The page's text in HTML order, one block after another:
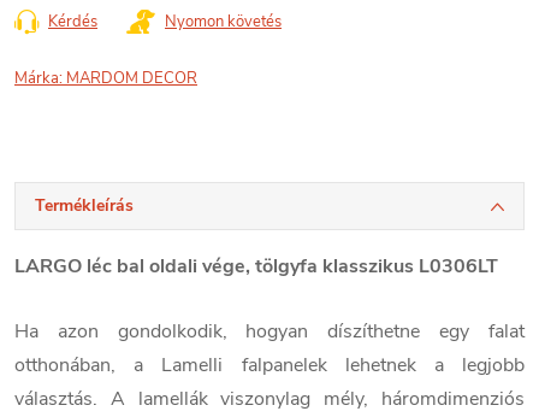
Kérdés Nyomon követés
Márka: MARDOM DECOR
Termékleírás
LARGO léc bal oldali vége, tölgyfa klasszikus L0306LT
Ha azon gondolkodik, hogyan díszíthetne egy falat
otthonában, a Lamelli falpanelek lehetnek a legjobb
választás. A lamellák viszonylag mély, háromdimenziós